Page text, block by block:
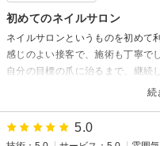
次回の御来店を心よりお待ちして
また何かわからないことや疑問
ませ。
初めてのネイルサロン
続
ネイルサロンというものを初めて
感じのよい接客で、施術も丁寧でし
自分の目標の爪に治るまで、継続
先日は御来店頂きまして誠にあ
矯正は時間がかかりますが、気
5.0